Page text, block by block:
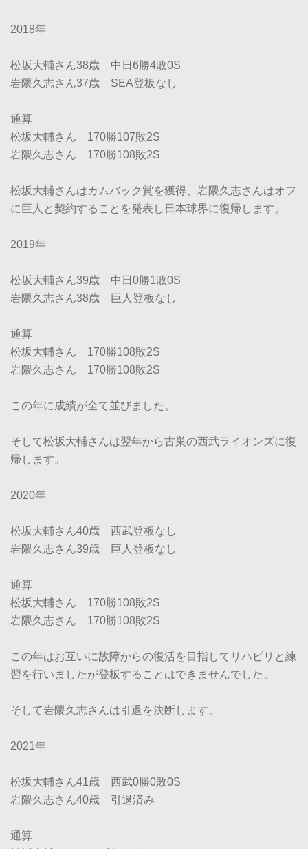
2018年
松坂大輔さん38歳 中日6勝4敗0S
岩隈久志さん37歳 SEA登板なし
通算
松坂大輔さん 170勝107敗2S
岩隈久志さん 170勝108敗2S
松坂大輔さんはカムバック賞を獲得、岩隈久志さんはオフ
に巨人と契約することを発表し日本球界に復帰します。
2019年
松坂大輔さん39歳 中日0勝1敗0S
岩隈久志さん38歳 巨人登板なし
通算
松坂大輔さん 170勝108敗2S
岩隈久志さん 170勝108敗2S
この年に成績が全て並びました。
そして松坂大輔さんは翌年から古巣の西武ライオンズに復
帰します。
2020年
松坂大輔さん40歳 西武登板なし
岩隈久志さん39歳 巨人登板なし
通算
松坂大輔さん 170勝108敗2S
岩隈久志さん 170勝108敗2S
この年はお互いに故障からの復活を目指してリハビリと練
習を行いましたが登板することはできませんでした。
そして岩隈久志さんは引退を決断します。
2021年
松坂大輔さん41歳 西武0勝0敗0S
岩隈久志さん40歳 引退済み
通算